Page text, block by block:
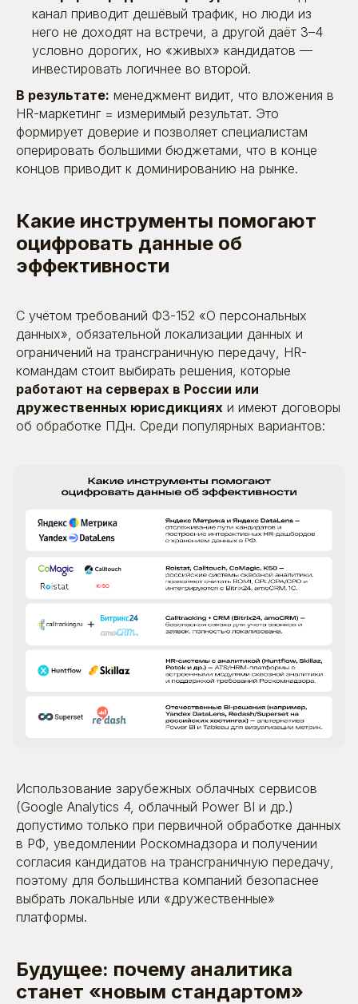
канал приводит дешёвый трафик, но люди из
него не доходят на встречи, а другой даёт 3–4
условно дорогих, но «живых» кандидатов —
инвестировать логичнее во второй.
В результате: менеджмент видит, что вложения в
HR-маркетинг = измеримый результат. Это
формирует доверие и позволяет специалистам
оперировать большими бюджетами, что в конце
концов приводит к доминированию на рынке.
Какие инструменты помогают
оцифровать данные об
эффективности
С учётом требований ФЗ-152 «О персональных
данных», обязательной локализации данных и
ограничений на трансграничную передачу, HR-
командам стоит выбирать решения, которые
работают на серверах в России или
дружественных юрисдикциях и имеют договоры
об обработке ПДн. Среди популярных вариантов:
Использование зарубежных облачных сервисов
(Google Analytics 4, облачный Power BI и др.)
допустимо только при первичной обработке данных
в РФ, уведомлении Роскомнадзора и получении
согласия кандидатов на трансграничную передачу,
поэтому для большинства компаний безопаснее
выбрать локальные или «дружественные»
платформы.
Будущее: почему аналитика
станет «новым стандартом»